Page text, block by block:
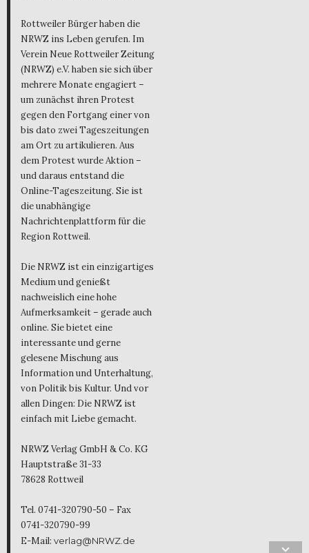
Rottweiler Bürger haben die
NRWZ ins Leben gerufen. Im
Verein Neue Rottweiler Zeitung
(NRWZ) e.V. haben sie sich über
mehrere Monate engagiert –
um zunächst ihren Protest
gegen den Fortgang einer von
bis dato zwei Tageszeitungen
am Ort zu artikulieren. Aus
dem Protest wurde Aktion –
und daraus entstand die
Online-Tageszeitung. Sie ist
die unabhängige
Nachrichtenplattform für die
Region Rottweil.
Die NRWZ ist ein einzigartiges
Medium und genießt
nachweislich eine hohe
Aufmerksamkeit – gerade auch
online. Sie bietet eine
interessante und gerne
gelesene Mischung aus
Information und Unterhaltung,
von Politik bis Kultur. Und vor
allen Dingen: Die NRWZ ist
einfach mit Liebe gemacht.
NRWZ Verlag GmbH & Co. KG
Hauptstraße 31-33
78628 Rottweil
Tel. 0741-320790-50 – Fax
0741-320790-99
E-Mail: verlag@NRWZ.de